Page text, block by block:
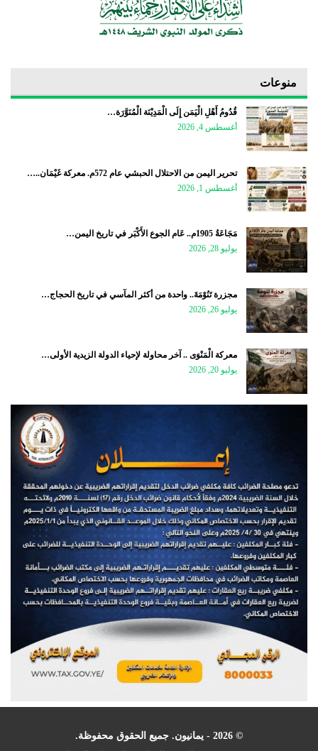
منوعات
قُدُومُ أَهْلِ الْيَمَن إِلَى الْمَدِيْنَة الْمُنَوَّرَة…
أغسطس 4, 2026
تحرير اليمن من الاحتلال الحبشي عام 572م. معركة غَيْمَان..…
أغسطس 1, 2026
مَجَاعَةُ 1905م.. عَام الجوع الأَكْبَر في تاريخ اليمن…
يوليو 28, 2026
مجزرة تَنُوْمَةَ.. واحدة من أكثر المآسي في تاريخ الحجاج…
يوليو 26, 2026
معركة الْمَنْوَى .. آخر محاولة لإحياء الدولة الزيدية الأولى…
يوليو 20, 2026
© 2026 - يمانيون. جميع الحقوق محفوظة.